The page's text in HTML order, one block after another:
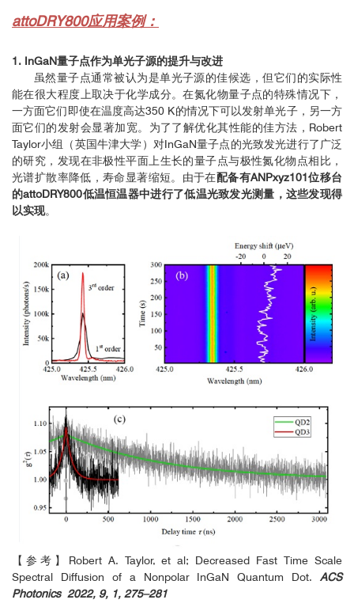
attoDRY800应用案例：
1. InGaN量子点作为单光子源的提升与改进
虽然量子点通常被认为是单光子源的佳候选，但它们的实际性
能在很大程度上取决于化学成分。在氮化物量子点的特殊情况下，
一方面它们即使在温度高达350 K的情况下可以发射单光子，另一方
面它们的发射会显著加宽。为了了解优化其性能的佳方法，Robert
Taylor小组（英国牛津大学）对InGaN量子点的光致发光进行了广泛
的研究，发现在非极性平面上生长的量子点与极性氮化物点相比，
光谱扩散率降低，寿命显著缩短。由于在配备有ANPxyz101位移台
的attoDRY800低温恒温器中进行了低温光致发光测量，这些发现得
以实现。
【参考】Robert A. Taylor, et al; Decreased Fast Time Scale
Spectral Diffusion of a Nonpolar InGaN Quantum Dot. ACS
Photonics 2022, 9, 1, 275–281